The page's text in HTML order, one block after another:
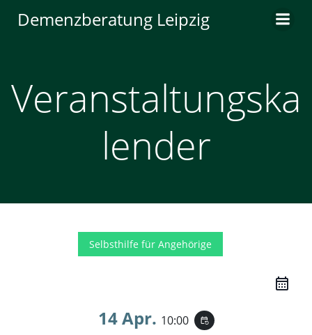
Inhalt
Demenzberatung Leipzig
Veranstaltungska
lender
Selbsthilfe für Angehörige
14 Apr. 10:00 event_repeat